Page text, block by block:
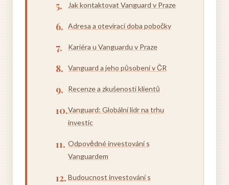
Jak kontaktovat Vanguard v Praze
Adresa a otevírací doba pobočky
Kariéra u Vanguardu v Praze
Vanguard a jeho působení v ČR
Recenze a zkušenosti klientů
Vanguard: Globální lídr na trhu
investic
Odpovědné investování s
Vanguardem
Budoucnost investování s